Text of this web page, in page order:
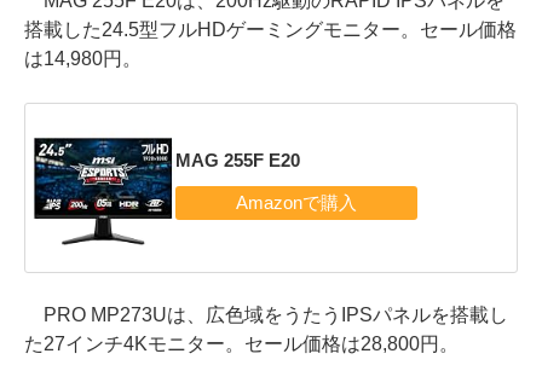
搭載した24.5型フルHDゲーミングモニター。セール価格
は14,980円。
MAG 255F E20
PRO MP273Uは、広色域をうたうIPSパネルを搭載し
た27インチ4Kモニター。セール価格は28,800円。